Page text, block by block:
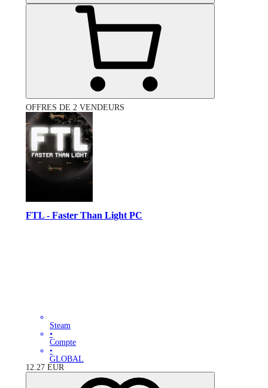
OFFRES DE 2 VENDEURS
FTL - Faster Than Light PC
Steam
•
Compte
•
GLOBAL
12.27 EUR